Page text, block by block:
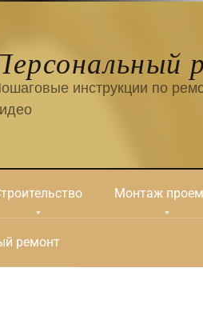
инструкции по
Монтаж
ремонт